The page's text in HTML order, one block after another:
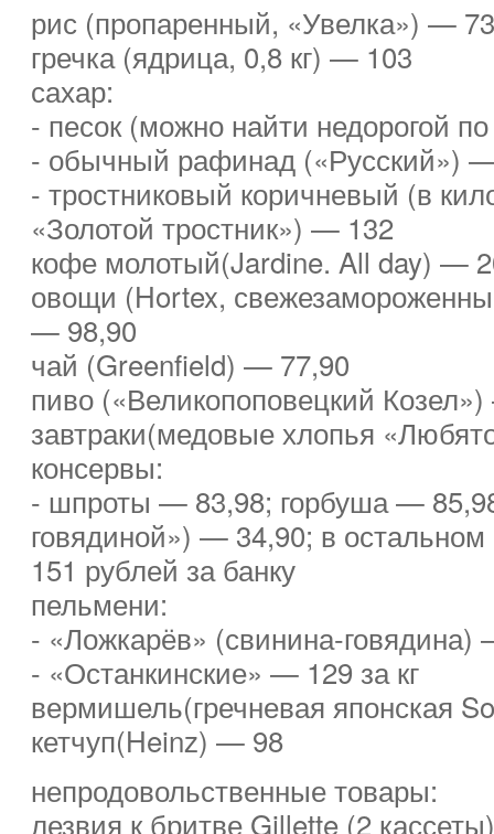
рис (пропаренный, «Увелка») —
гречка (ядрица, 0,8 кг) — 103
сахар:
- песок (можно найти недорогой
- обычный рафинад («Русский»)
- тростниковый коричневый (в
«Золотой тростник») — 132
кофе молотый(Jardine. All day) —
овощи (Hortex,
— 98,90
чай (Greenfield) — 77,90
пиво («Великопоповецкий
завтраки(медовые хлопья
консервы:
- шпроты — 83,98; горбуша —
говядиной») — 34,90; в остальном
151 рублей за банку
пельмени:
- «Ложкарёв» (свинина-говядина)
- «Останкинские» — 129 за кг
вермишель(гречневая японская
кетчуп(Heinz) — 98
непродовольственные товары:
лезвия к бритве Gillette (2